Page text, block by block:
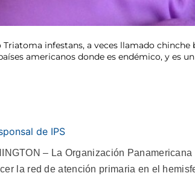
Triatoma infestans, a veces llamado
americanos donde es endémico, y es
de IPS
– La Organización
la red de atención primaria en el